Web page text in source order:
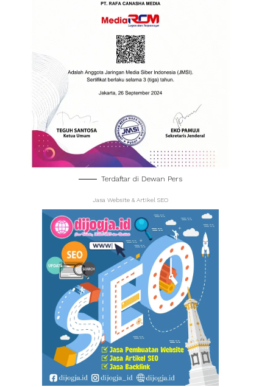
Terdaftar di Dewan Pers
Jasa Website & Artikel SEO